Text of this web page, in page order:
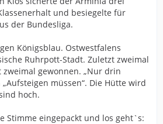
und besiegelte für
der Bundesliga.
Königsblau. Ostwestfalens
Ruhrpott-Stadt. Zuletzt zweimal
gewonnen. „Nur drin
müssen“. Die Hütte wird
hoch.
Stimme eingepackt und los geht`s: